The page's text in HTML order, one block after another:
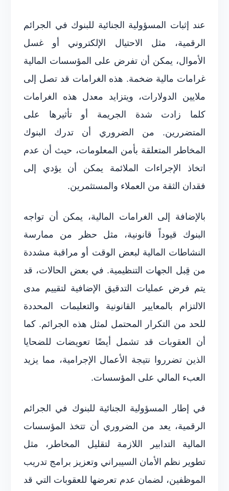
عند إثبات المسؤولية الجنائية للبنوك في الجرائم
الرقمية، مثل الاحتيال الإلكتروني أو غسل
الأموال، يمكن أن تفرض على المؤسسات المالية
غرامات مالية ضخمة. هذه الغرامات قد تصل إلى
ملايين الدولارات، ويتزايد معدل هذه الغرامات
كلما زادت شدة الجريمة أو تأثيرها على
المتضررين. من الضروري أن تدرك البنوك
المخاطر المتعلقة بأمن المعلومات، حيث أن عدم
اتخاذ الإجراءات الملائمة يمكن أن يؤدي إلى
فقدان الثقة من العملاء والمستثمرين.
بالإضافة إلى الغرامات المالية، يمكن أن تواجه
البنوك قيوداً قانونية، مثل حظر من ممارسة
النشاطات المالية لبعض الوقت أو مراقبة مشددة
من قِبل الجهات التنظيمية. في بعض الحالات، قد
يتم فرض عمليات التدقيق الإضافية لتقييم مدى
الالتزام بالمعايير القانونية والتعليمات المحددة
للحد من التكرار المحتمل لمثل هذه الجرائم. كما
أن العقوبات قد تشمل أيضًا تعويضات للضحايا
الذين تضرروا نتيجة الأعمال الإجرامية، مما يزيد
العبء المالي على المؤسسات.
في إطار المسؤولية الجنائية للبنوك في الجرائم
الرقمية، يعد من الضروري أن تتخذ المؤسسات
المالية التدابير اللازمة لتقليل المخاطر، مثل
تطوير نظم الأمان السيبراني وتعزيز برامج تدريب
الموظفين، لضمان عدم تعرضها للعقوبات التي قد